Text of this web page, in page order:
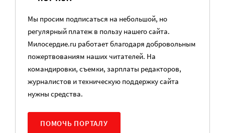
Мы просим подписаться на небольшой, но
регулярный платеж в пользу нашего сайта.
Милосердие.ru работает благодаря добровольным
пожертвованиям наших читателей. На
командировки, съемки, зарплаты редакторов,
журналистов и техническую поддержку сайта
нужны средства.
ПОМОЧЬ ПОРТАЛУ